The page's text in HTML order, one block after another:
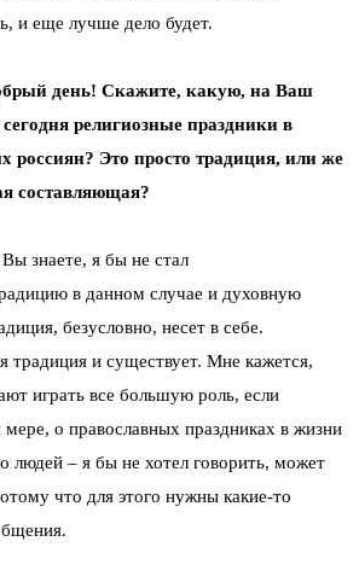
и еще лучше дело будет.
день! Скажите, какую, на Ваш
религиозные праздники в
россиян? Это просто традиция, или же
составляющая?
Вы знаете, я бы не стал
в данном случае и духовную
безусловно, несет в себе.
традиция и существует. Мне кажется,
играть все большую роль, если
мере, о православных праздниках в жизни
– я бы не хотел говорить, может
что для этого нужны какие-то